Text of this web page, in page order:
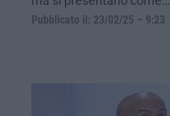
Pubblicato il: 23/02/25 – 9:23